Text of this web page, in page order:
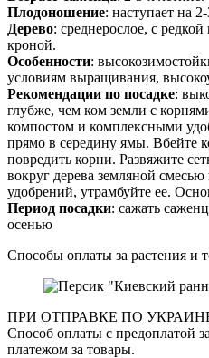
Плодоношение: наступает на
Дерево: среднерослое, с
кроной.
Особенности:
условиям выращивания,
Рекомендации по посадке:
глубже, чем ком земли с
компостом и комплексными
прямо в середину ямы. Вбейте
повредить корни. Развяжите
вокруг дерева земляной
удобрений, утрамбуйте ее.
Период посадки: сажать
осенью
Способы оплаты за растения и
ПРИ ОТПРАВКЕ ПО
Способ оплаты с предоплатой
платежом за товары.